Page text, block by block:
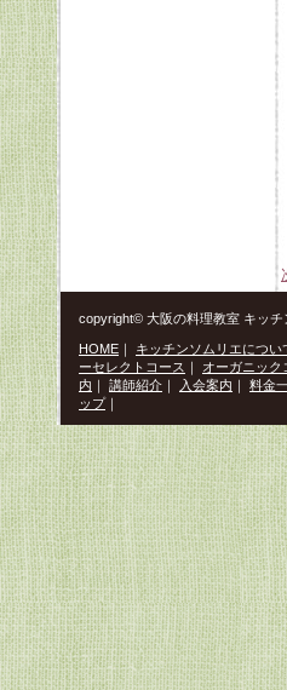
copyright© 大阪の料理教室 キッ
HOME ｜ キッチンソムリエについ
ーセレクトコース ｜ オーガニック
内 ｜ 講師紹介 ｜ 入会案内 ｜ 料金
ップ｜